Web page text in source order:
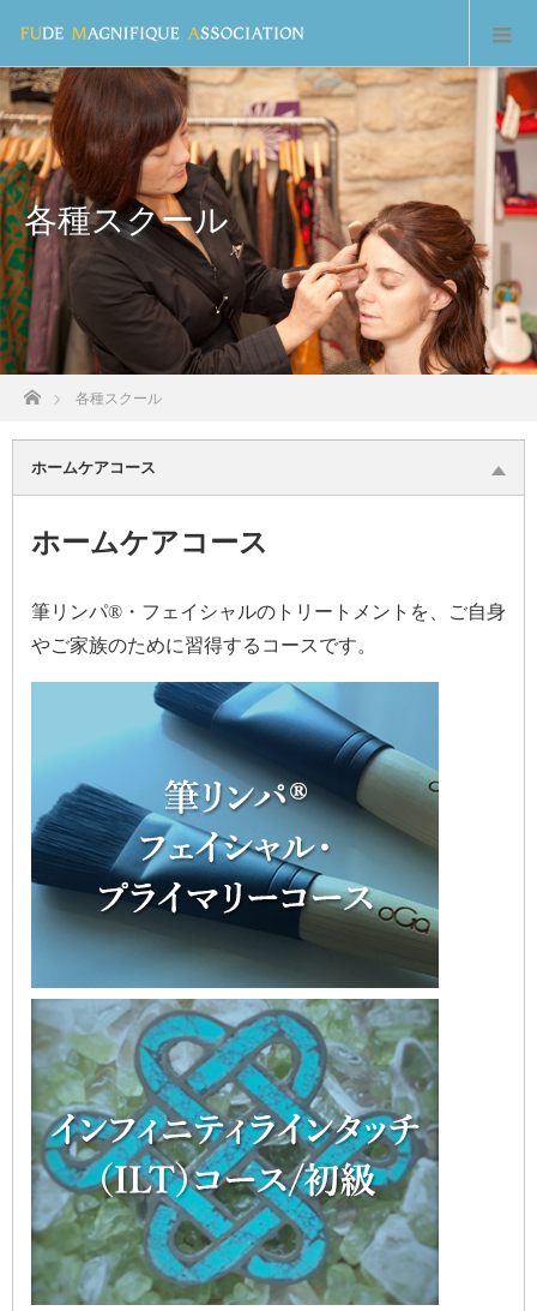
各種スクール
ホーム各種スクール
ホームケアコース
ホームケアコース
筆リンパ®・フェイシャルのトリートメントを、ご自身
やご家族のために習得するコースです。